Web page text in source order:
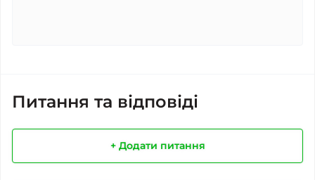
Питання та відповіді
+ Додати питання